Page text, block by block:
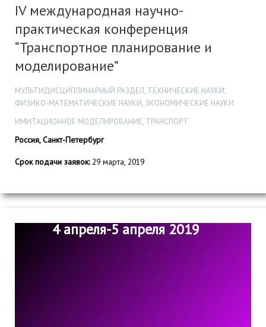
IV международная научно-
практическая конференция
“Транспортное планирование и
моделирование”
МУЛЬТИДИСЦИПЛИНАРНЫЙ РАЗДЕЛ, ТЕХНИЧЕСКИЕ НАУКИ,
ФИЗИКО-МАТЕМАТИЧЕСКИЕ НАУКИ, ЭКОНОМИЧЕСКИЕ НАУКИ
ИМИТАЦИОННОЕ МОДЕЛИРОВАНИЕ, ТРАНСПОРТ
Россия, Санкт-Петербург
Срок подачи заявок:29 марта, 2019
4 апреля-5 апреля 2019